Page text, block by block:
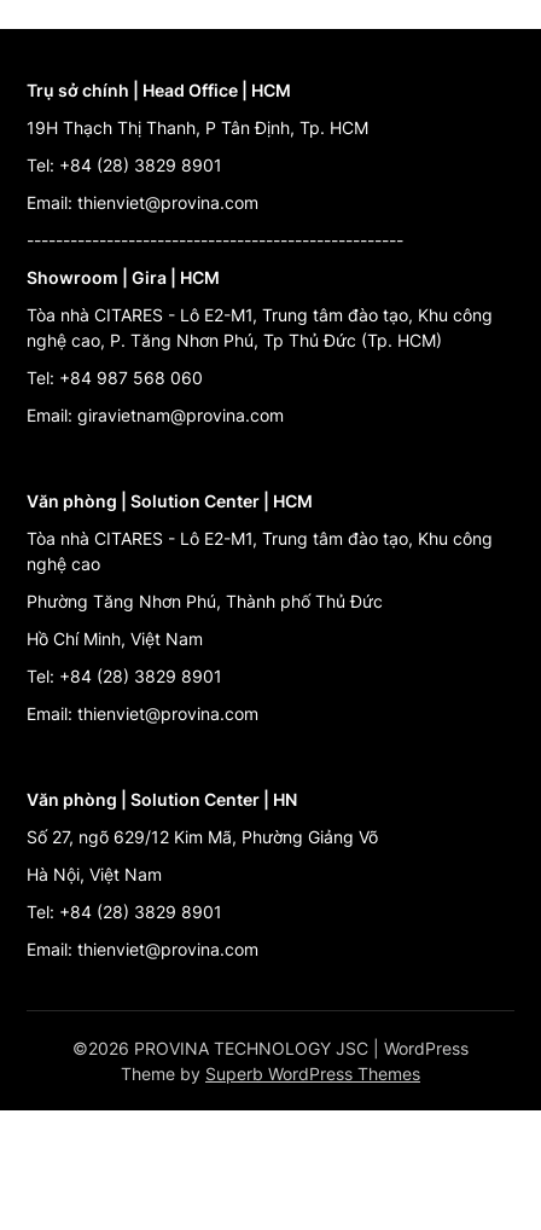
Trụ sở chính | Head Office | HCM
19H Thạch Thị Thanh, P Tân Định, Tp. HCM
Tel: +84 (28) 3829 8901
Email: thienviet@provina.com
----------------------------------------------------
Showroom | Gira | HCM
Tòa nhà CITARES - Lô E2-M1, Trung tâm đào tạo, Khu công
nghệ cao, P. Tăng Nhơn Phú, Tp Thủ Đức (Tp. HCM)
Tel: +84 987 568 060
Email: giravietnam@provina.com
Văn phòng | Solution Center | HCM
Tòa nhà CITARES - Lô E2-M1, Trung tâm đào tạo, Khu công
nghệ cao
Phường Tăng Nhơn Phú, Thành phố Thủ Đức
Hồ Chí Minh, Việt Nam
Tel: +84 (28) 3829 8901
Email: thienviet@provina.com
Văn phòng | Solution Center | HN
Số 27, ngõ 629/12 Kim Mã, Phường Giảng Võ
Hà Nội, Việt Nam
Tel: +84 (28) 3829 8901
Email: thienviet@provina.com
©2026 PROVINA TECHNOLOGY JSC
| WordPress
Theme by Superb WordPress Themes